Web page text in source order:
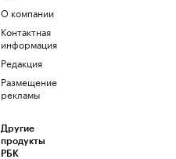
О компании
Контактная
информация
Редакция
Размещение
рекламы
Другие
продукты
РБК